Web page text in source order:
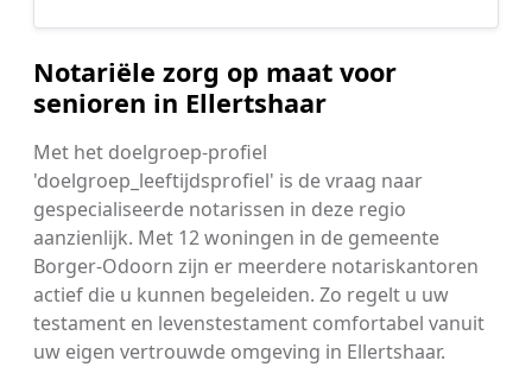
Notariële zorg op maat voor
senioren in Ellertshaar
Met het doelgroep-profiel
'doelgroep_leeftijdsprofiel' is de vraag naar
gespecialiseerde notarissen in deze regio
aanzienlijk. Met 12 woningen in de gemeente
Borger-Odoorn zijn er meerdere notariskantoren
actief die u kunnen begeleiden. Zo regelt u uw
testament en levenstestament comfortabel vanuit
uw eigen vertrouwde omgeving in Ellertshaar.